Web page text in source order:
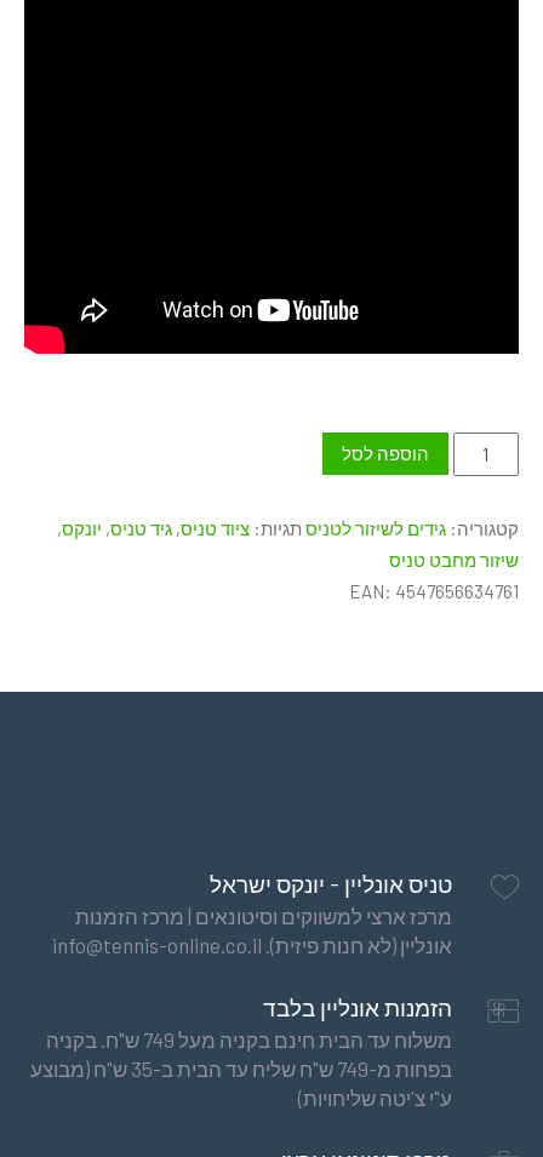
כמות
של
גידים
יונקס
YONEX
הוספה לסל
קטגוריה: גידים לשיזור לטניס תגיות: ציוד טניס, גיד טניס, יונקס,
שיזור מחבט טניס
EAN: 4547656634761
טניס אונליין - יונקס ישראל
מרכז ארצי למשווקים וסיטונאים | מרכז הזמנות
אונליין (לא חנות פיזית). info@tennis-online.co.il
הזמנות אונליין בלבד
משלוח עד הבית חינם בקניה מעל 749 ש"ח. בקניה
בפחות מ-749 ש"ח שליח עד הבית ב-35 ש"ח (מבוצע
ע"י צ'יטה שליחויות)